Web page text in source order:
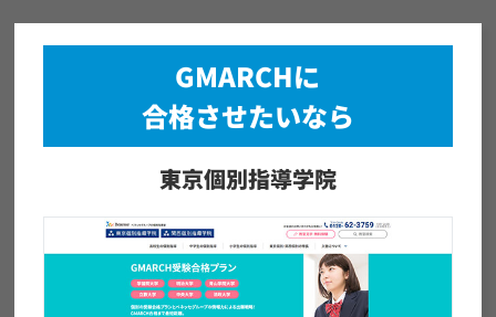
GMARCHに
合格させたいなら
東京個別指導学院